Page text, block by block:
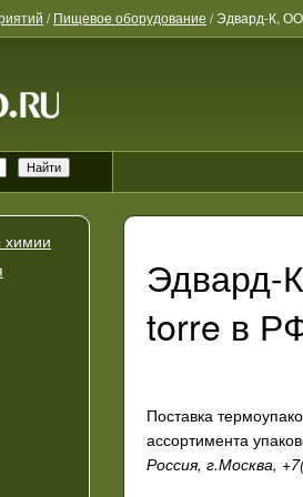
/Пищевое оборудование /Эдвард-К,
химии
Эдвард-
torre в
Поставка
ассортимента
Россия, г.Москва,